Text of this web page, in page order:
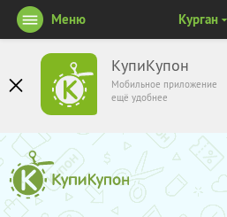
КупиКупон
Мобильное приложение
ещё удобнее
Меню Курган